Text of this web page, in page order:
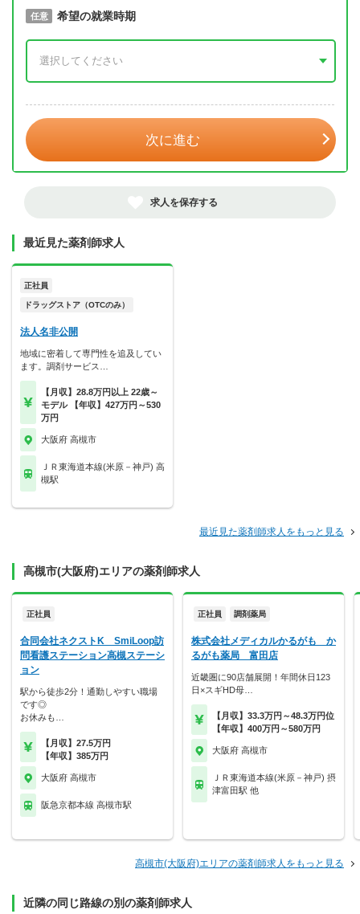
必須 取得予定年
任意 希望の就業時期
次に進む
求人を保存する
最近見た薬剤師求人
正社員
ドラッグストア（OTCのみ）
法人名非公開
地域に密着して専門性を追及してい
ます。調剤サービス…
【月収】28.8万円以上 22歳～
モデル 【年収】427万円～530
万円
大阪府 高槻市
ＪＲ東海道本線(米原－神戸) 高
槻駅
最近見た薬剤師求人をもっと見る
高槻市(大阪府)エリアの薬剤師求人
正社員
合同会社ネクストK SmiLoop訪
問看護ステーション高槻ステーシ
ョン
駅から徒歩2分！通勤しやすい職場
です◎
お休みも…
【月収】27.5万円
【年収】385万円
大阪府 高槻市
阪急京都本線 高槻市駅
正社員 調剤薬局
株式会社メディカルかるがも か
るがも薬局 富田店
近畿圏に90店舗展開！年間休日123
日×スギHD母…
【月収】33.3万円～48.3万円位
【年収】400万円～580万円
大阪府 高槻市
ＪＲ東海道本線(米原－神戸) 摂
津富田駅 他
高槻市(大阪府)エリアの薬剤師求人をもっと見る
近隣の同じ路線の別の薬剤師求人